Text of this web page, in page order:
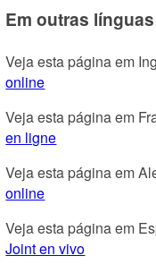
Em outras línguas
Veja esta página em
online
Veja esta página em
en ligne
Veja esta página em
online
Veja esta página em
Joint en vivo